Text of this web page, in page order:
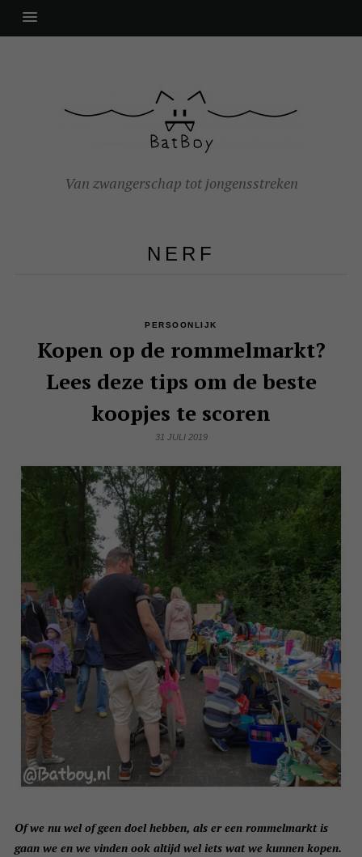
Van zwangerschap tot jongensstreken
NERF
PERSOONLIJK
Kopen op de rommelmarkt?
Lees deze tips om de beste
koopjes te scoren
31 JULI 2019
Of we nu wel of geen doel hebben, als er een rommelmarkt is
gaan we en we vinden ook altijd wel iets wat we kunnen kopen.